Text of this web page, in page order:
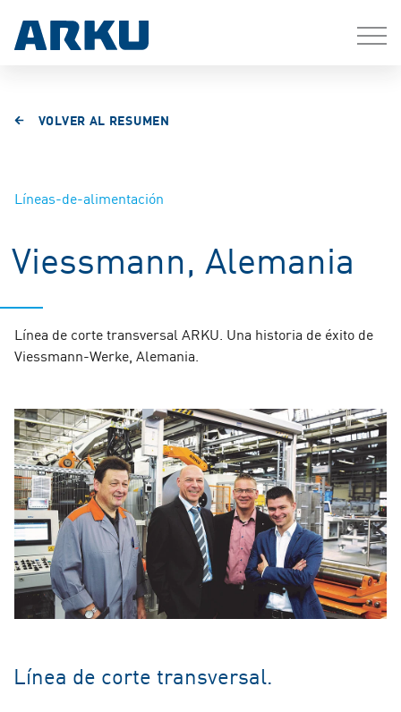
VOLVER AL RESUMEN
Líneas-de-alimentación
Viessmann, Alemania
Línea de corte transversal ARKU. Una historia de éxito de
Viessmann-Werke, Alemania.
Línea de corte transversal.